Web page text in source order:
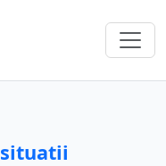
situatii